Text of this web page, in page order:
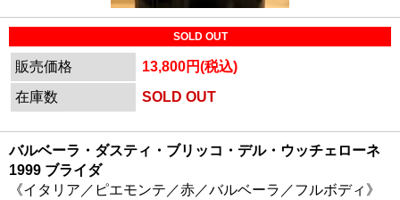
SOLD OUT
販売価格
13,800円(税込)
在庫数
SOLD OUT
バルベーラ・ダスティ・ブリッコ・デル・ウッチェローネ
1999 ブライダ
《イタリア／ピエモンテ／赤／バルベーラ／フルボディ》